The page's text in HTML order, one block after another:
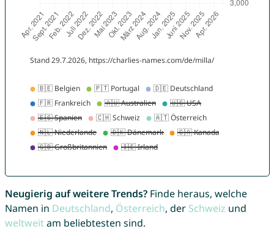
Neugierig auf weitere Trends?Finde heraus, welche
Namen in Deutschland, Österreich, der Schweiz und
weltweitam beliebtesten sind.